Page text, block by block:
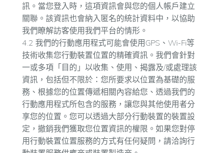
訊。當您登入時，這項資訊會與您的個人帳戶建立
關聯。該資訊也會納入匿名的統計資料中，以協助
我們瞭解訪客使用我們平台的情形。
4.2 我們的行動應用程式可能會使用GPS、Wi-Fi等
技術收集您行動裝置位置的精確資訊。我們會針對
一或多項「目的」以收集、使用、揭露及/或處理該
資訊，包括但不限於：您所要求以位置為基礎的服
務、根據您的位置傳遞相關內容給您、透過我們的
行動應用程式所包含的服務，讓您與其他使用者分
享您的位置。您可以透過大部分行動裝置的裝置設
定，撤銷我們獲取您位置資訊的權限。如果您對停
用行動裝置位置服務的方式有任何疑問，請洽詢行